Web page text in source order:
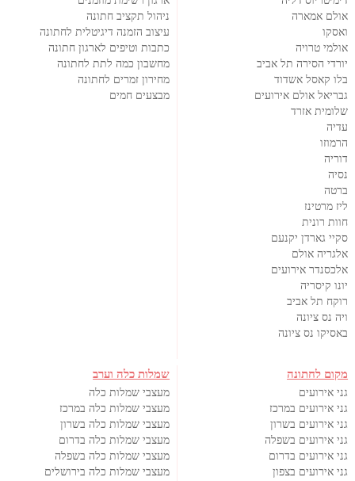
אולם אמארה
ואסקו
אולמי טרויה
יורדי הסירה תל אביב
בלו קאסל אשדוד
גבריאל אולם אירועים
שלומית אזרד
עדיה
הרמוזו
דוריה
נסיה
ברטה
ליז מרטינז
חוות רונית
סקיי גארדן יקנעם
אלגריה אולם
אלכסנדר אירועים
יונו קיסריה
רוקח תל אביב
ויה נס ציונה
באסיקו נס ציונה
ניהול תקציב חתונה
עיצוב הזמנה דיגיטלית לחתונה
כתבות וטיפים לארגון חתונה
מחשבון כמה לתת לחתונה
מחירון זמרים לחתונה
מבצעים חמים
מקום לחתונה
גני אירועים
גני אירועים במרכז
גני אירועים בשרון
גני אירועים בשפלה
גני אירועים בדרום
גני אירועים בצפון
שמלות כלה וערב
מעצבי שמלות כלה
מעצבי שמלות כלה במרכז
מעצבי שמלות כלה בשרון
מעצבי שמלות כלה בדרום
מעצבי שמלות כלה בשפלה
מעצבי שמלות כלה בירושלים